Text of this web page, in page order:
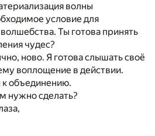
волны
условие для
Ты готова принять
чудес?
ново. Я готова слышать своё
воплощение в действии.
объединению.
нужно сделать?